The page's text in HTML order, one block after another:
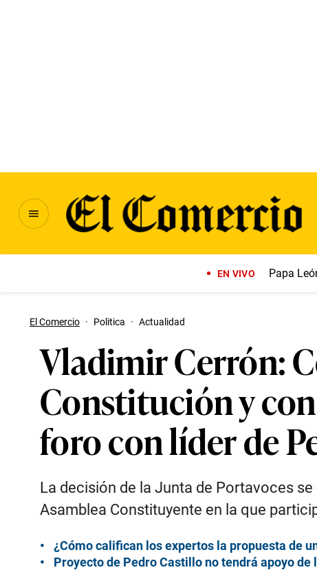
EN VIVO Papa
El Comercio · Politica · Actualidad
Vladimir Cerrón:
Constitución y
foro con líder de
La decisión de la Junta de Portavoces
Asamblea Constituyente en la que
¿Cómo califican los expertos la propuesta de
Proyecto de Pedro Castillo no tendrá apoyo